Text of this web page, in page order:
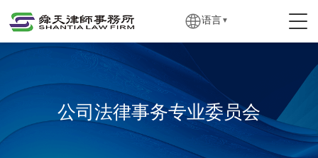
语言 ▼
公司法律事务专业委员会